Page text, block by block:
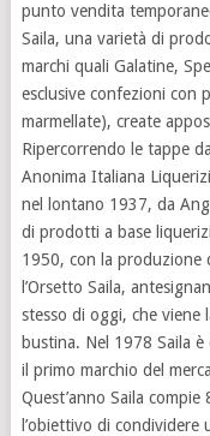
punto vendita
Saila, una varietà di
marchi quali Galatine,
esclusive confezioni con
marmellate), create
Ripercorrendo le tappe
Anonima Italiana
nel lontano 1937, da
di prodotti a base
1950, con la produzione
l’Orsetto Saila,
stesso di oggi, che
bustina. Nel 1978 Saila
il primo marchio del
Quest’anno Saila
l’obiettivo di